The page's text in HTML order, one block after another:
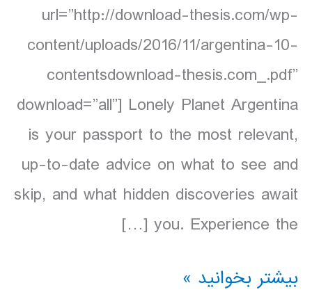
url=”http://download-thesis.com/wp-
content/uploads/2016/11/argentina-10-
contentsdownload-thesis.com_.pdf”
download=”all”] Lonely Planet Argentina
is your passport to the most relevant,
up-to-date advice on what to see and
skip, and what hidden discoveries await
you. Experience the […]
دانلود
بیشتر بخوانید »